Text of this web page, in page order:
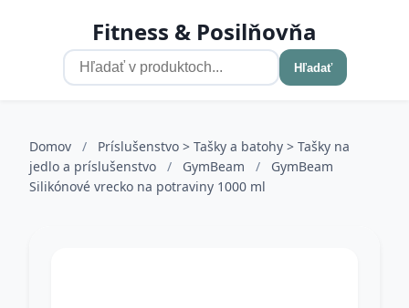
Fitness & Posilňovňa
Hľadať
Domov /
Príslušenstvo > Tašky a batohy > Tašky na
jedlo a príslušenstvo
/ GymBeam /
GymBeam
Silikónové vrecko na potraviny 1000 ml